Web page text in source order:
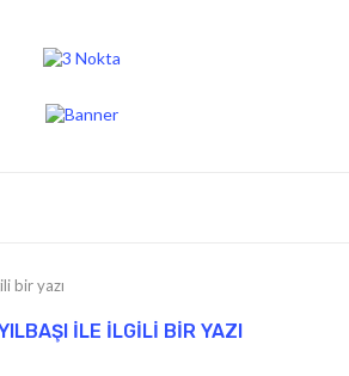
bir yazı
ILE ILGILI BIR YAZI